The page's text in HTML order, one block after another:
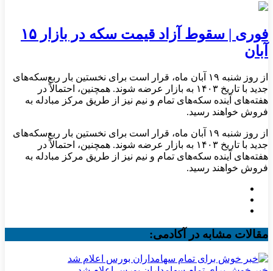
فوری | سقوط آزاد قیمت سکه در بازار ۱۵
آبان
از روز شنبه ۱۹ آبان ماه، قرار است برای نخستین بار ربع‌سکه‌های
جدید با تاریخ ۱۴۰۳ به بازار عرضه شوند. همچنین، احتمالاً در
هفته‌های آینده سکه‌های تمام و نیم نیز از طریق مرکز مبادله به
فروش خواهند رسید.
از روز شنبه ۱۹ آبان ماه، قرار است برای نخستین بار ربع‌سکه‌های
جدید با تاریخ ۱۴۰۳ به بازار عرضه شوند. همچنین، احتمالاً در
هفته‌های آینده سکه‌های تمام و نیم نیز از طریق مرکز مبادله به
فروش خواهند رسید.
مقالات مشابه در آکادمی: